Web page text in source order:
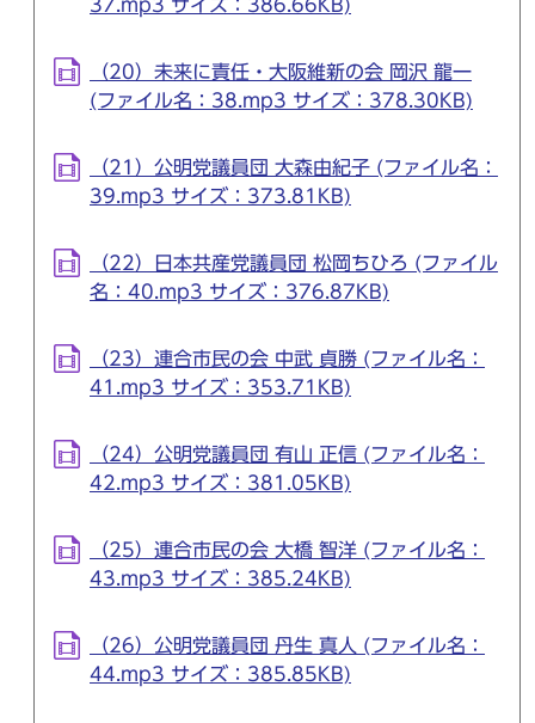
37.mp3 サイズ：386.66KB)
（20）未来に責任・大阪維新の会 岡沢 龍一
(ファイル名：38.mp3 サイズ：378.30KB)
（21）公明党議員団 大森由紀子 (ファイル名：
39.mp3 サイズ：373.81KB)
（22）日本共産党議員団 松岡ちひろ (ファイル
名：40.mp3 サイズ：376.87KB)
（23）連合市民の会 中武 貞勝 (ファイル名：
41.mp3 サイズ：353.71KB)
（24）公明党議員団 有山 正信 (ファイル名：
42.mp3 サイズ：381.05KB)
（25）連合市民の会 大橋 智洋 (ファイル名：
43.mp3 サイズ：385.24KB)
（26）公明党議員団 丹生 真人 (ファイル名：
44.mp3 サイズ：385.85KB)